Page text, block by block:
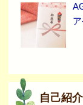
自己紹介